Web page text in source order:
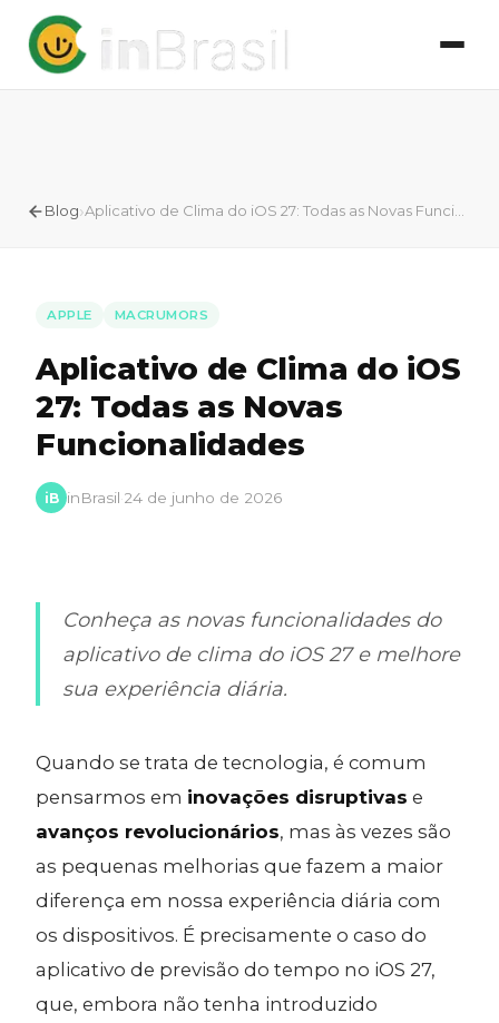
Blog›
APPLE MACRUMORS
Aplicativo de Clima do iOS
27: Todas as Novas
Funcionalidades
iB inBrasil·24 de junho de 2026
Conheça as novas funcionalidades do
aplicativo de clima do iOS 27 e melhore
sua experiência diária.
Quando se trata de tecnologia, é comum
pensarmos em inovações disruptivas e
avanços revolucionários, mas às vezes são
as pequenas melhorias que fazem a maior
diferença em nossa experiência diária com
os dispositivos. É precisamente o caso do
aplicativo de previsão do tempo no iOS 27,
que, embora não tenha introduzido